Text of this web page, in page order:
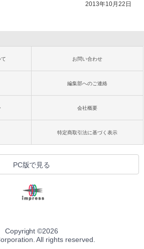
2013年10月22日
お問い合わせ
編集部へのご連絡
会社概要
特定商取引法に基づく表示
PC版で見る
Copyright ©2026
All rights reserved.